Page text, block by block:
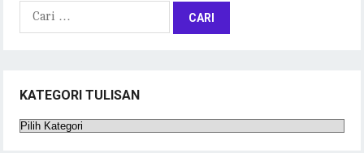
Cari
KATEGORI TULISAN
Kategori